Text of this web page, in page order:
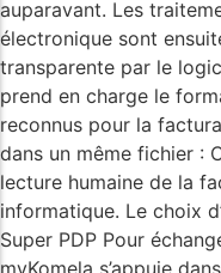
auparavant. Les
électronique sont
transparente par le
prend en charge le
reconnus pour la
dans un même fichier :
lecture humaine de la
informatique. Le choix
Super PDP Pour